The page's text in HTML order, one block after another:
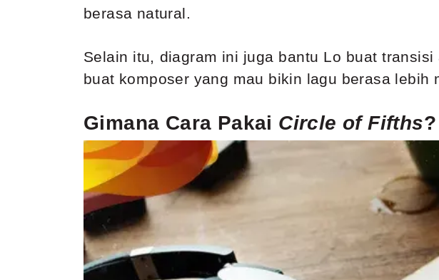
berasa natural.
Selain itu, diagram ini juga bantu Lo buat
buat komposer yang mau bikin lagu berasa lebih
Gimana Cara Pakai Circle of Fifths?